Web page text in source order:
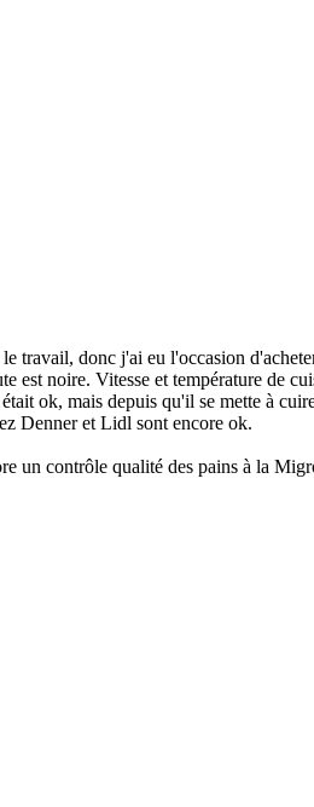
travail, donc j'ai eu l'occasion
est noire. Vitesse et température de
ok, mais depuis qu'il se mette à
Denner et Lidl sont encore ok.
un contrôle qualité des pains à la